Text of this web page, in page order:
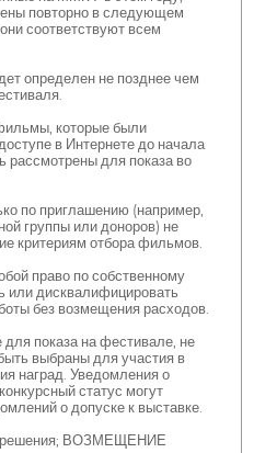
повторно в следующем
соответствуют всем
определен не позднее чем
которые были
в Интернете до начала
рассмотрены для показа во
по приглашению (например,
группы или доноров) не
критериям отбора фильмов.
право по собственному
или дисквалифицировать
без возмещения расходов.
показа на фестивале, не
выбраны для участия в
наград. Уведомления о
статус могут
о допуске к выставке.
ВОЗМЕЩЕНИЕ